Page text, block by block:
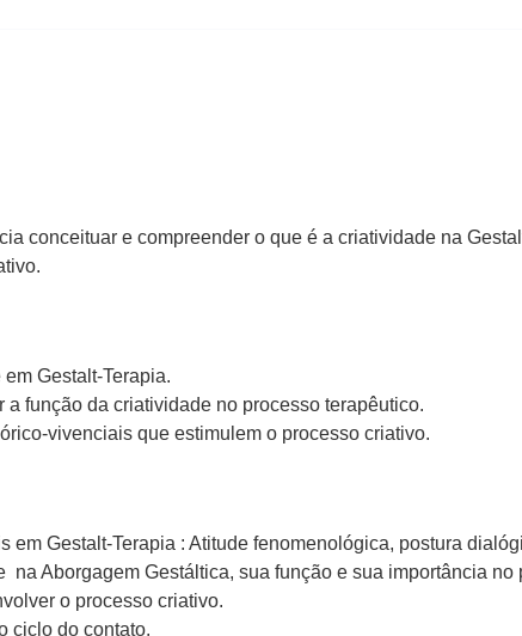
conceituar e compreender o que é a criatividade na
Gestalt-Terapia.
a função da criatividade no processo terapêutico.
vivenciais que estimulem o processo criativo.
em Gestalt-Terapia : Atitude fenomenológica, postura
Aborgagem Gestáltica, sua função e sua importância no
o processo criativo.
ciclo do contato.